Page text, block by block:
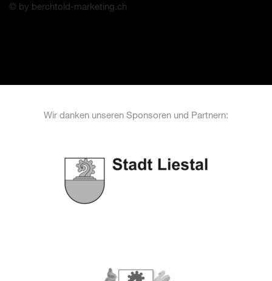
© by berchtold-marketing.ch
Wir danken unseren Sponsoren und Partnern: